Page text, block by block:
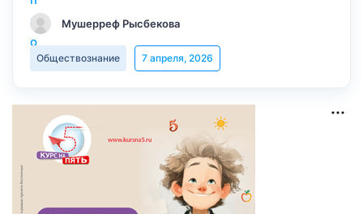
Мушерреф Рысбекова
Обществознание 7 апреля, 2026